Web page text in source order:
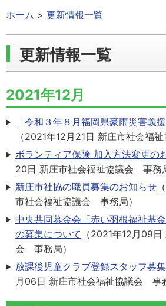
ホーム 更新情報一覧
更新情報一覧
2021年12月
「令和３年８月福岡県豪雨災害義
（2021年12月21日 新庄市社会福
ボランティア保険 加入方法変更の
20日 新庄市社会福祉協議会 事務
新庄市社協の職員募集のお知らせ （
市社会福祉協議会 事務局）
中央共同募金会「赤い羽根福祉基
の募集について （2021年12月09日
会 事務局）
放課後児童クラブ登録スタッフ募
月06日 新庄市社会福祉協議会 事